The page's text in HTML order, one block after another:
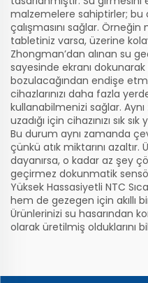
malzemelere sahiptirler; bu
çalışmasını sağlar. Örneğin
tabletiniz varsa, üzerine
Zhongman’dan alınan su
sayesinde ekranı dokunarak
bozulacağından endişe
cihazlarınızı daha fazla
kullanabilmenizi sağlar.
uzadığı için cihazınızı sık
Bu durum aynı zamanda
çünkü atık miktarını
dayanırsa, o kadar az şey
geçirmez dokunmatik
Yüksek Hassasiyetli NTC
hem de gezegen için akıllı
Ürünlerinizi su hasarından
olarak üretilmiş olduklarını